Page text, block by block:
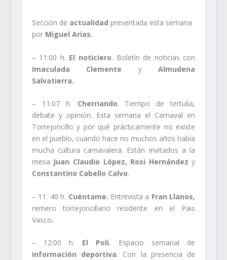
Sección de actualidad presentada esta semana
por Miguel Arias.
– 11:00 h. El noticiero. Boletín de noticias con
Imaculada Clemente yAlmudena
Salvatierra.
– 11:07 h. Cherriando. Tiempo de tertulia,
debate y opinión. Esta semana el Carnaval en
Torrejoncillo y por qué prácticamente no existe
en el pueblo, cuando hace no muchos años había
mucha cultura carnavalera. Están invitados a la
mesa Juan Claudio López, Rosi Hernández y
Constantino Cabello Calvo.
– 11: 40 h. Cuéntame. Entrevista a Fran Llanos,
remero torrejoncillano residente en el Pais
Vasco.
– 12:00 h. El Poli. Espacio semanal de
información deportiva. Con la presencia de